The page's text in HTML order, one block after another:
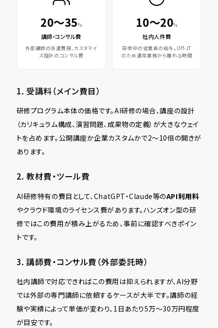
20〜35%
講師・コンサル費
外部講師の派遣費用、カスタマイ
ズ設計のコンサル費
10〜20%
社内人件費
研修中の従業員の給与。Off-JT
のため通常業務から離れる時間
1. 受講料（メイン費目）
研修プログラム本体の価格です。AI研修の場合、講座の設計
（カリキュラム構成、演習問題、成果物の定義）が大きなウェイ
トを占めます。公開講座か企業カスタムかで2〜10倍の開きが
あります。
2. 教材費・ツール費
AI研修特有の費目として、ChatGPT・Claude等のAPI利用料
やクラウド環境のライセンス費があります。ハンズオン型の研
修ではこの費用が積み上がるため、事前に確認すべきポイン
トです。
3. 講師費・コンサル費（外部委託時）
社内講師で対応できればこの費用は抑えられますが、AI分野
では外部の専門講師に依頼するケースが大半です。講師の経
験や実績によって単価が変わり、1日あたり5万〜30万円程度
が目安です。